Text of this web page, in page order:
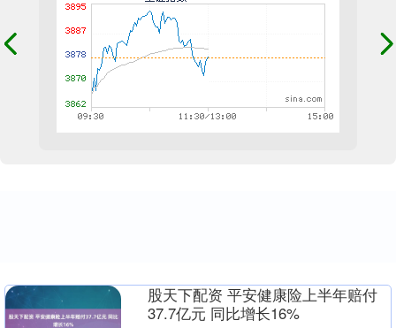
股天下配资 平安健康险上半年赔付
37.7亿元 同比增长16%